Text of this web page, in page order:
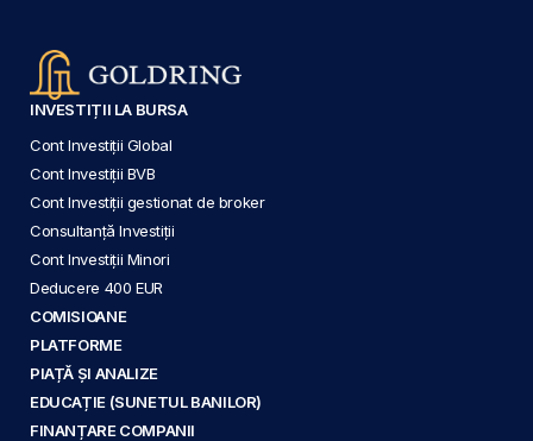
INVESTIȚII LA BURSA
Cont Investiții Global
Cont Investiții BVB
Cont Investiții gestionat de broker
Consultanță Investiții
Cont Investiții Minori
Deducere 400 EUR
COMISIOANE
PLATFORME
PIAȚĂ ȘI ANALIZE
EDUCAȚIE (SUNETUL BANILOR)
FINANȚARE COMPANII